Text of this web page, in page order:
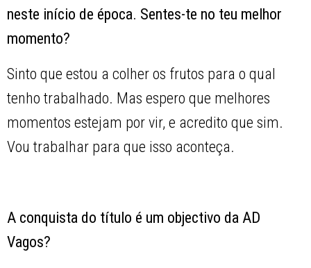
neste início de época. Sentes-te no teu melhor
momento?
Sinto que estou a colher os frutos para o qual
tenho trabalhado. Mas espero que melhores
momentos estejam por vir, e acredito que sim.
Vou trabalhar para que isso aconteça.
A conquista do título é um objectivo da AD
Vagos?